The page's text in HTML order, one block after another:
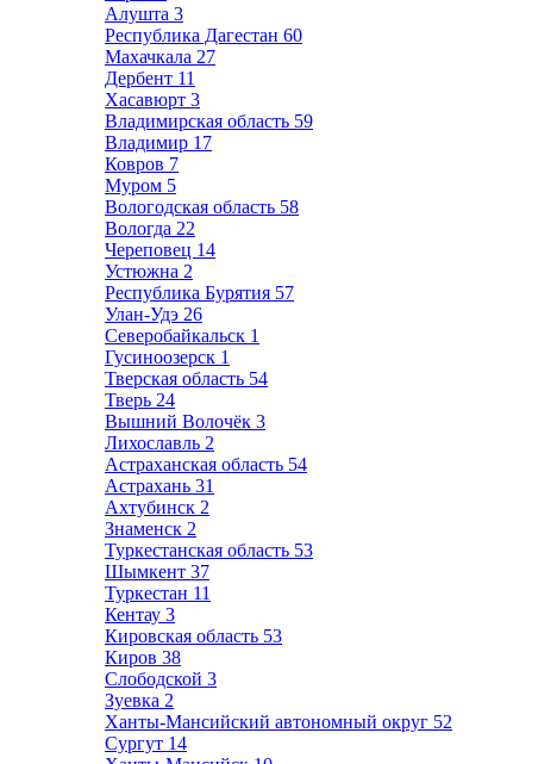
Алушта 3
Республика Дагестан 60
Махачкала 27
Дербент 11
Хасавюрт 3
Владимирская область 59
Владимир 17
Ковров 7
Муром 5
Вологодская область 58
Вологда 22
Череповец 14
Устюжна 2
Республика Бурятия 57
Улан-Удэ 26
Северобайкальск 1
Гусиноозерск 1
Тверская область 54
Тверь 24
Вышний Волочёк 3
Лихославль 2
Астраханская область 54
Астрахань 31
Ахтубинск 2
Знаменск 2
Туркестанская область 53
Шымкент 37
Туркестан 11
Кентау 3
Кировская область 53
Киров 38
Слободской 3
Зуевка 2
Ханты-Мансийский автономный округ 52
Сургут 14